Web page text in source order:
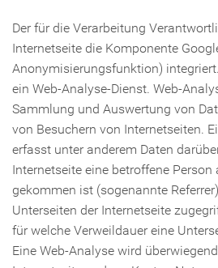
Der für die Verarbeitung
Internetseite die Komponente
Anonymisierungsfunktion)
ein Web-Analyse-Dienst. Web-
Sammlung und Auswertung von
von Besuchern von Internetseiten.
erfasst unter anderem Daten
Internetseite eine betroffene
gekommen ist (sogenannte
Unterseiten der Internetseite
für welche Verweildauer eine
Eine Web-Analyse wird